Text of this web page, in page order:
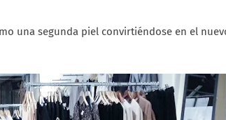
una segunda piel convirtiéndose en el